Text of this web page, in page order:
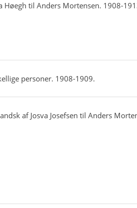
Høegh til Anders Mortensen. 1908-
personer. 1908-1909.
af Josva Josefsen til Anders